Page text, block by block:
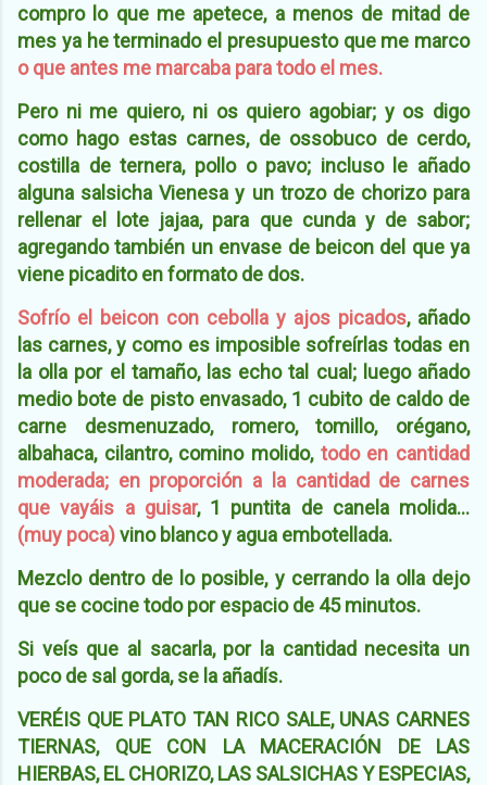
compro lo que me apetece, a menos de mitad de
mes ya he terminado el presupuesto que me marco
o que antes me marcaba para todo el mes.
Pero ni me quiero, ni os quiero agobiar; y os digo
como hago estas carnes, de ossobuco de cerdo,
costilla de ternera, pollo o pavo; incluso le añado
alguna salsicha Vienesa y un trozo de chorizo para
rellenar el lote jajaa, para que cunda y de sabor;
agregando también un envase de beicon del que ya
viene picadito en formato de dos.
Sofrío el beicon con cebolla y ajos picados, añado
las carnes, y como es imposible sofreírlas todas en
la olla por el tamaño, las echo tal cual; luego añado
medio bote de pisto envasado, 1 cubito de caldo de
carne desmenuzado, romero, tomillo, orégano,
albahaca, cilantro, comino molido, todo en cantidad
moderada; en proporción a la cantidad de carnes
que vayáis a guisar, 1 puntita de canela molida...
(muy poca)vino blanco y agua embotellada.
Mezclo dentro de lo posible, y cerrando la olla dejo
que se cocine todo por espacio de 45 minutos.
Si veís que al sacarla, por la cantidad necesita un
poco de sal gorda, se la añadís.
VERÉIS QUE PLATO TAN RICO SALE, UNAS CARNES
TIERNAS, QUE CON LA MACERACIÓN DE LAS
HIERBAS, EL CHORIZO, LAS SALSICHAS Y ESPECIAS,